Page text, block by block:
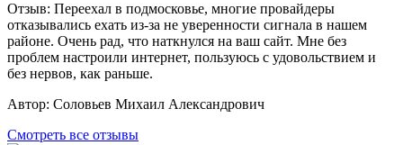
Отзыв: Переехал в подмосковье, многие провайдеры
отказывались ехать из-за не уверенности сигнала в нашем
районе. Очень рад, что наткнулся на ваш сайт. Мне без
проблем настроили интернет, пользуюсь с удовольствием и
без нервов, как раньше.
Автор: Соловьев Михаил Александрович
Смотреть все отзывы